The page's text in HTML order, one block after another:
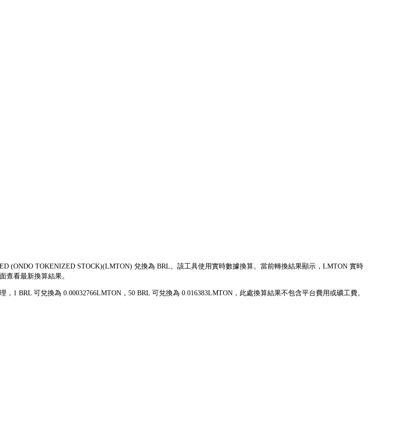
(ONDO TOKENIZED STOCK)(LMTON) 兌換為 BRL。該工具使用實時數據換算。當前轉換結果顯示，LMTON 實時
查看最新換算結果。
1 BRL 可兌換為 0.00032766LMTON，50 BRL 可兌換為 0.016383LMTON，此處換算結果不包含平台費用或礦工費。